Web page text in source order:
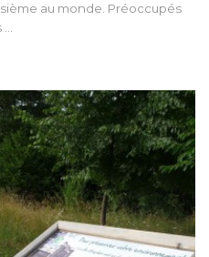
au monde. Préoccupés
…